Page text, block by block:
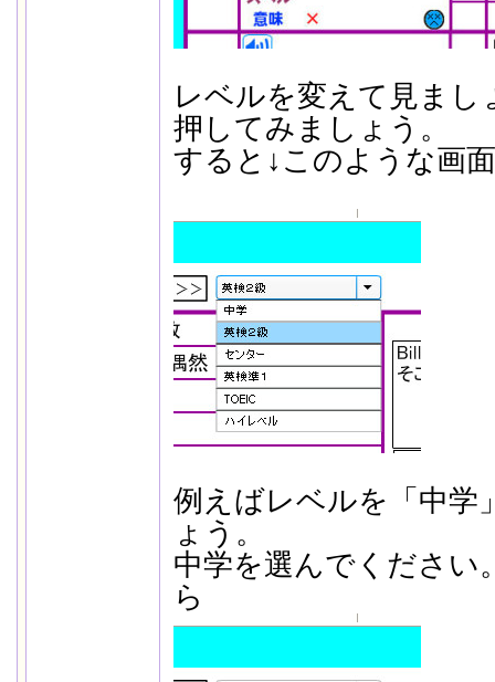
レベルを変えて見まし
押してみましょう。
すると↓このような画
例えばレベルを「中学
ょう。
中学を選んでください
ら